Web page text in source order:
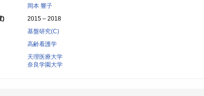
岡本 響子
)
2015 – 2018
基盤研究(C)
高齢看護学
天理医療大学
奈良学園大学